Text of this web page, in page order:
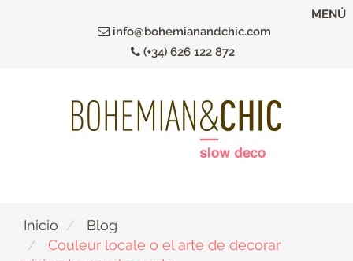
info@bohemianandchic.com
(+34) 626 122 872
MENÚ
Inicio
Blog
Couleur locale o el arte de decorar